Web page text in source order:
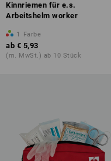
Kinnriemen für e.s.
Arbeitshelm worker
1 Farbe
ab € 5,93
(m. MwSt.) ab 10 Stück